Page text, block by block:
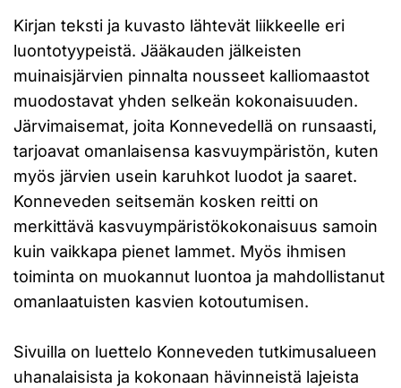
Kirjan teksti ja kuvasto lähtevät liikkeelle eri
luontotyypeistä. Jääkauden jälkeisten
muinaisjärvien pinnalta nousseet kalliomaastot
muodostavat yhden selkeän kokonaisuuden.
Järvimaisemat, joita Konnevedellä on runsaasti,
tarjoavat omanlaisensa kasvuympäristön, kuten
myös järvien usein karuhkot luodot ja saaret.
Konneveden seitsemän kosken reitti on
merkittävä kasvuympäristökokonaisuus samoin
kuin vaikkapa pienet lammet. Myös ihmisen
toiminta on muokannut luontoa ja mahdollistanut
omanlaatuisten kasvien kotoutumisen.
Sivuilla on luettelo Konneveden tutkimusalueen
uhanalaisista ja kokonaan hävinneistä lajeista